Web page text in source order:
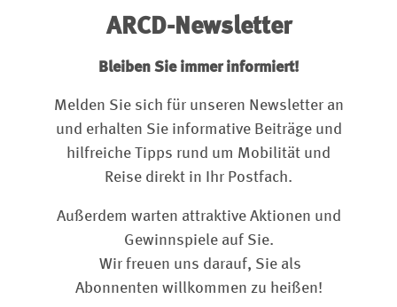
ARCD-Newsletter
Bleiben Sie immer informiert!
Melden Sie sich für unseren Newsletter an
und erhalten Sie informative Beiträge und
hilfreiche Tipps rund um Mobilität und
Reise direkt in Ihr Postfach.
Außerdem warten attraktive Aktionen und
Gewinnspiele auf Sie.
Wir freuen uns darauf, Sie als
Abonnenten willkommen zu heißen!